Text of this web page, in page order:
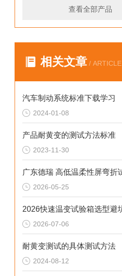
查看全部产品
相关文章 / ARTICLE
汽车制动系统标准下载学习
2024-01-08
产品耐黄变的测试方法标准
2023-11-30
2026-05-25
2026-07-06
耐黄变测试的具体测试方法
2024-08-12